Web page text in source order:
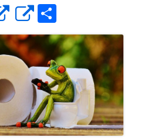
Apre
in
una
nuova
finestra
Apre
in
una
nuova
finestra
o
n
di
vi
di